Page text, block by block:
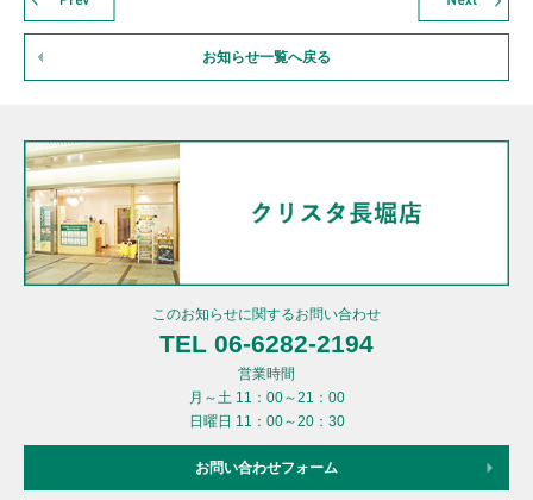
お知らせ一覧へ戻る
このお知らせに関するお問い合わせ
TEL 06-6282-2194
営業時間
月～土 11：00～21：00
日曜日 11：00～20：30
お問い合わせフォーム